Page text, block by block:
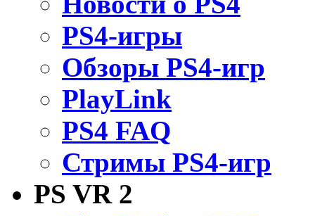
PS4-игры
Обзоры PS4-игр
PlayLink
PS4 FAQ
Стримы PS4-игр
PS VR 2